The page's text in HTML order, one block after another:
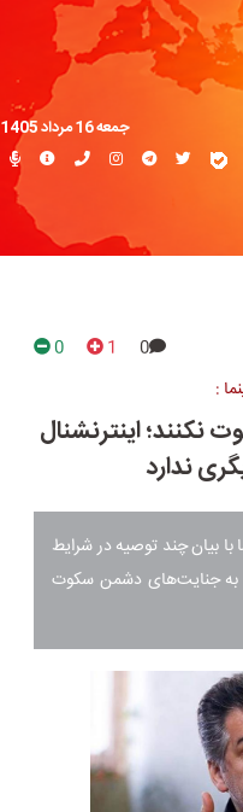
جمعه 16 مرداد 1405
0
1
0
:
نکنند؛ اینترنشنال
ندارد
بیان چند توصیه در شرایط
به جنایت‌های دشمن سکوت